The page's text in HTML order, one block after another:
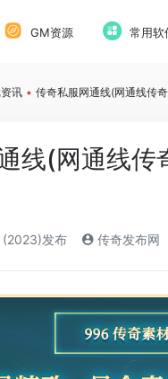
GM资源 常用软
讯 • 传奇私服网通线(网通线传
线(网通线传
(2023)发布 传奇发布网